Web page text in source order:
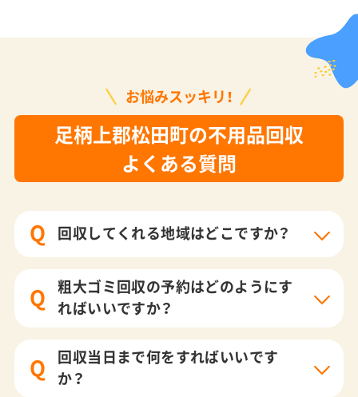
お悩みスッキリ！
足柄上郡松田町の不用品回収
よくある質問
Q 回収してくれる地域はどこですか？
Q
粗大ゴミ回収の予約はどのようにす
ればいいですか？
Q
回収当日まで何をすればいいです
か？